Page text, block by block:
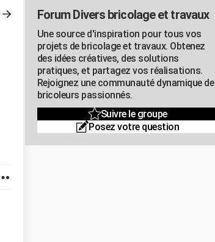
Forum Divers bricolage et travaux
Une source d'inspiration pour tous vos
projets de bricolage et travaux. Obtenez
des idées créatives, des solutions
pratiques, et partagez vos réalisations.
Rejoignez une communauté dynamique de
bricoleurs passionnés.
Suivre le groupe
Posez votre question